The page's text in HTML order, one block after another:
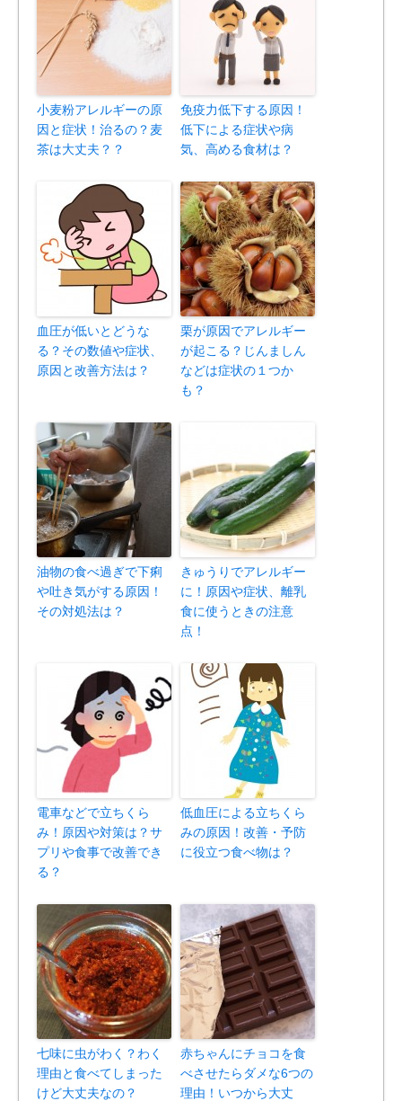
小麦粉アレルギーの原
因と症状！治るの？麦
茶は大丈夫？？
免疫力低下する原因！
低下による症状や病
気、高める食材は？
血圧が低いとどうな
る？その数値や症状、
原因と改善方法は？
栗が原因でアレルギー
が起こる？じんましん
などは症状の１つか
も？
油物の食べ過ぎで下痢
や吐き気がする原因！
その対処法は？
きゅうりでアレルギー
に！原因や症状、離乳
食に使うときの注意
点！
電車などで立ちくら
み！原因や対策は？サ
プリや食事で改善でき
る？
低血圧による立ちくら
みの原因！改善・予防
に役立つ食べ物は？
七味に虫がわく？わく
理由と食べてしまった
けど大丈夫なの？
赤ちゃんにチョコを食
べさせたらダメな6つの
理由！いつから大丈